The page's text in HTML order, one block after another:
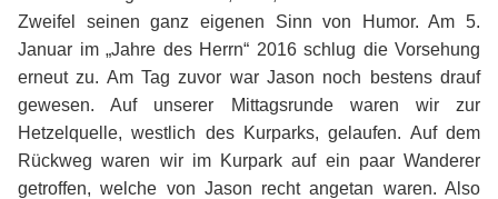
Zweifel seinen ganz eigenen Sinn von Humor. Am 5.
Januar im „Jahre des Herrn“ 2016 schlug die Vorsehung
erneut zu. Am Tag zuvor war Jason noch bestens drauf
gewesen. Auf unserer Mittagsrunde waren wir zur
Hetzelquelle, westlich des Kurparks, gelaufen. Auf dem
Rückweg waren wir im Kurpark auf ein paar Wanderer
getroffen, welche von Jason recht angetan waren. Also